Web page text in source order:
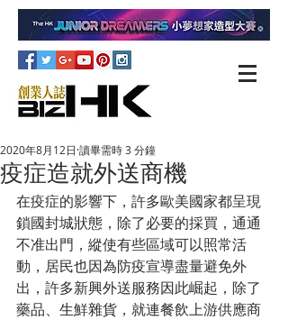
疫症造就外送商機
2020年8月12日 讀畢需時 3 分鐘
在疫症的影響下，許多歐美國家都呈現
鎖國封城狀態，除了必要的採買，通通
不准出門，縱使有些區域可以照常活
動，居民也因為防疫宣導盡量避免外
出，許多新興外送服務因此崛起，除了
藥品、生鮮雜貨，就連餐飲上游供應商